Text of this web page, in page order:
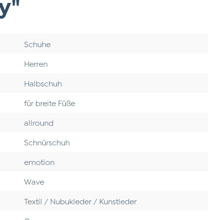
Schuhe
Herren
Halbschuh
für breite Füße
allround
Schnürschuh
emotion
Wave
Textil / Nubukleder / Kunstleder